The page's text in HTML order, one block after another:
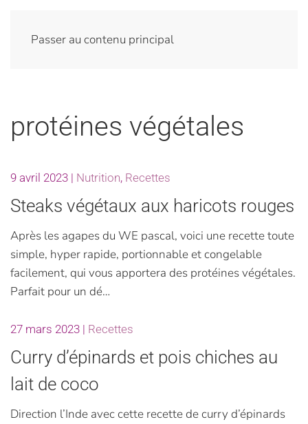
Passer au contenu principal
protéines végétales
9 avril 2023 | Nutrition, Recettes
Steaks végétaux aux haricots rouges
Après les agapes du WE pascal, voici une recette toute
simple, hyper rapide, portionnable et congelable
facilement, qui vous apportera des protéines végétales.
Parfait pour un dé…
27 mars 2023 | Recettes
Curry d’épinards et pois chiches au
lait de coco
Direction l’Inde avec cette recette de curry d’épinards